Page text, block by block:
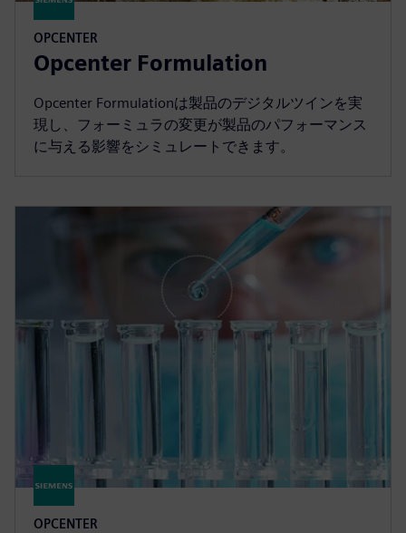
OPCENTER
Opcenter Formulation
Opcenter Formulationは製品のデジタルツインを実
現し、フォーミュラの変更が製品のパフォーマンス
に与える影響をシミュレートできます。
OPCENTER